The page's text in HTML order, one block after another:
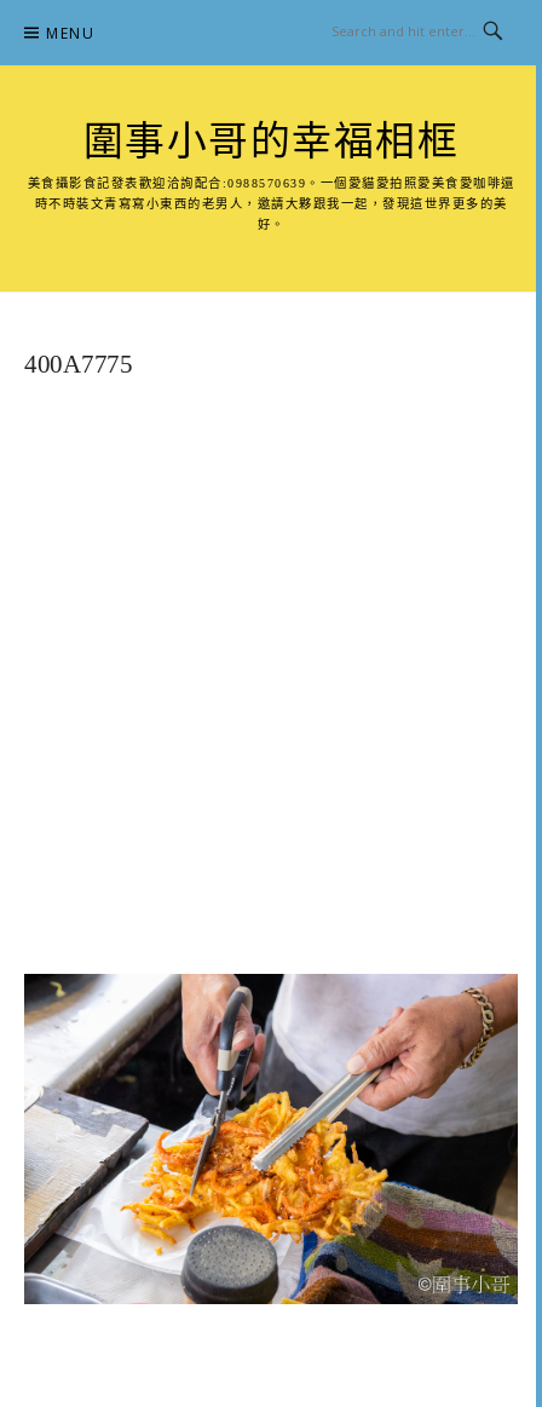
content
MENU
圍事小哥的幸福相框
美食攝影食記發表歡迎洽詢配合:0988570639。一個愛貓愛拍照愛美食愛咖啡還
時不時裝文青寫寫小東西的老男人，邀請大夥跟我一起，發現這世界更多的美
好。
400A7775